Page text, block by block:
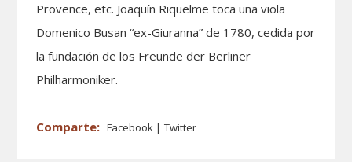
Provence, etc. Joaquín Riquelme toca una viola
Domenico Busan “ex-Giuranna” de 1780, cedida por
la fundación de los Freunde der Berliner
Philharmoniker.
Facebook Twitter